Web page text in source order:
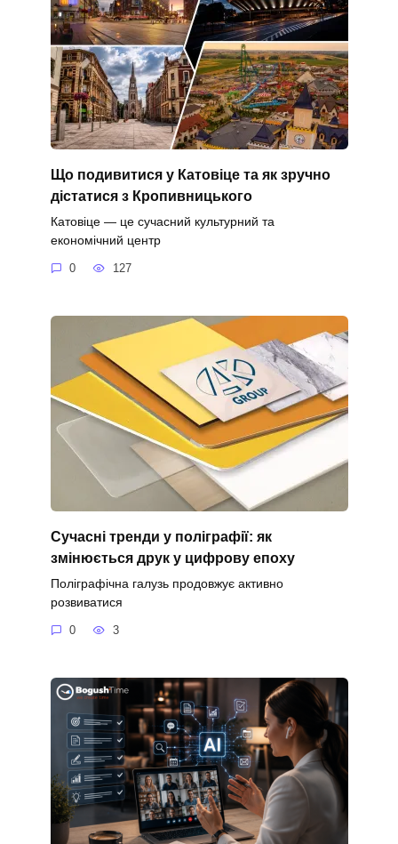
Що подивитися у Катовіце та як зручно
дістатися з Кропивницького
Катовіце — це сучасний культурний та
економічний центр
0 127
Сучасні тренди у поліграфії: як
змінюється друк у цифрову епоху
Поліграфічна галузь продовжує активно
розвиватися
0 3